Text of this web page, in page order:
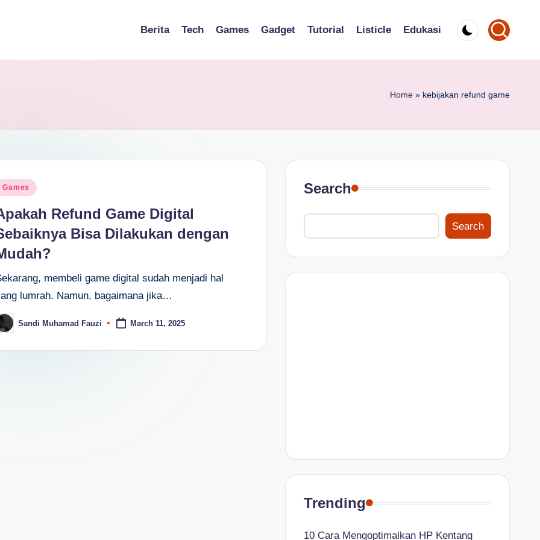
Berita Tech Games Gadget Tutorial Listicle Edukasi
Home » kebijakan refund game
Games
Refund Game Digital
Bisa Dilakukan dengan
membeli game digital sudah menjadi hal
lumrah. Namun, bagaimana jika…
Sandi Muhamad Fauzi March 11, 2025
Search
Search
Trending
10 Cara Mengoptimalkan HP Kentang